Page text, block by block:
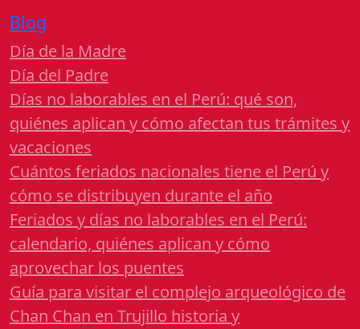
Blog
Día de la Madre
Día del Padre
Días no laborables en el Perú: qué son,
quiénes aplican y cómo afectan tus trámites y
vacaciones
Cuántos feriados nacionales tiene el Perú y
cómo se distribuyen durante el año
Feriados y días no laborables en el Perú:
calendario, quiénes aplican y cómo
aprovechar los puentes
Guía para visitar el complejo arqueológico de
Chan Chan en Trujillo historia y